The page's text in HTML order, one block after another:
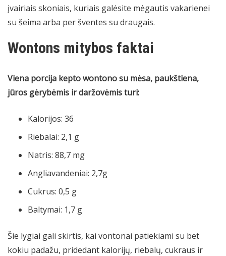
įvairiais skoniais, kuriais galėsite mėgautis vakarienei
su šeima arba per šventes su draugais.
Wontons mitybos faktai
Viena porcija kepto wontono su mėsa, paukštiena,
jūros gėrybėmis ir daržovėmis turi:
Kalorijos: 36
Riebalai: 2,1 g
Natris: 88,7 mg
Angliavandeniai: 2,7g
Cukrus: 0,5 g
Baltymai: 1,7 g
Šie lygiai gali skirtis, kai vontonai patiekiami su bet
kokiu padažu, pridedant kalorijų, riebalų, cukraus ir